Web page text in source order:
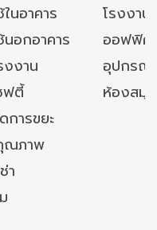
นอาคาร
โรงงา
อกอาคาร
ออฟฟิศ/
งาน
อุปกรณ์
ฟตี้
ห้องสมุ
ารขยะ
ณภาพ
า